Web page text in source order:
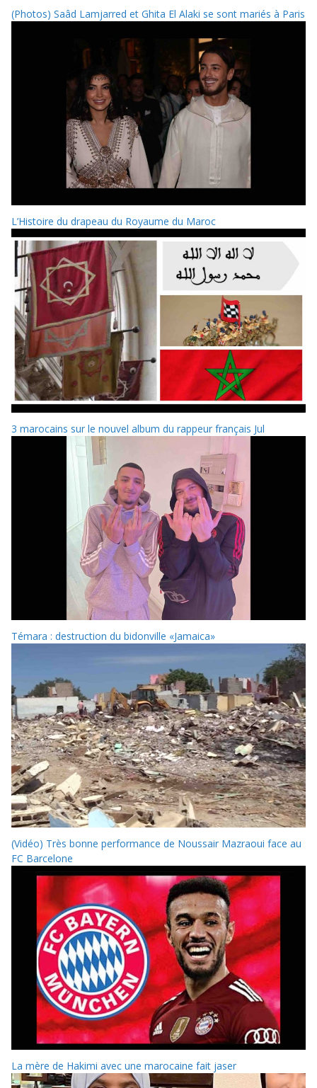
(Photos) Saâd Lamjarred et Ghita El Alaki se sont mariés à Paris
L’Histoire du drapeau du Royaume du Maroc
3 marocains sur le nouvel album du rappeur français Jul
Témara : destruction du bidonville «Jamaica»
(Vidéo) Très bonne performance de Noussair Mazraoui face au
FC Barcelone
La mère de Hakimi avec une marocaine fait jaser